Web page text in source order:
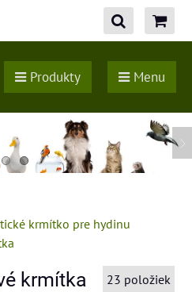
Produkty Menu
krmítko pre hydinu
krmítka 23 položiek